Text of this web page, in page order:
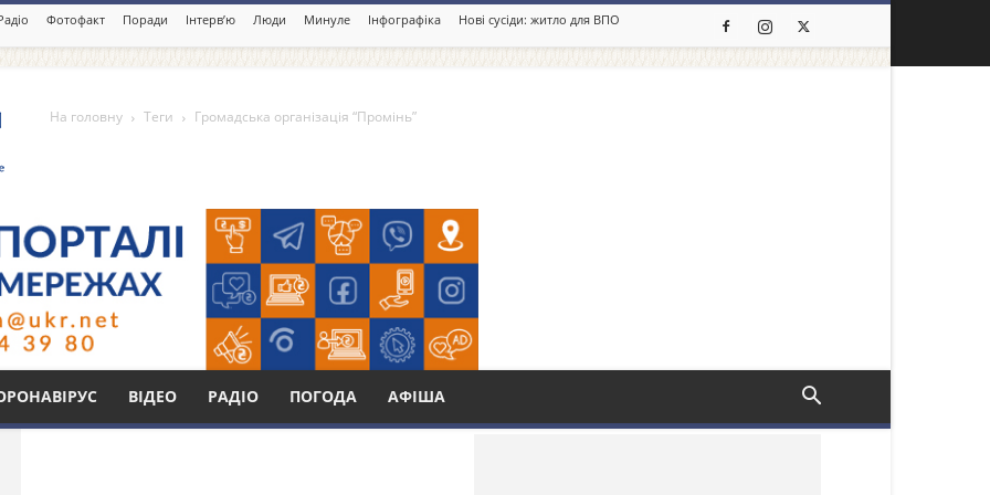
Фотофакт Поради Інтерв’ю Люди Минуле Інфографіка Нові сусіди: житло для ВПО
ВІДЕО РАДІО ПОГОДА АФІША
На головну Теги Громадська організація “Промінь”
“Промінь”